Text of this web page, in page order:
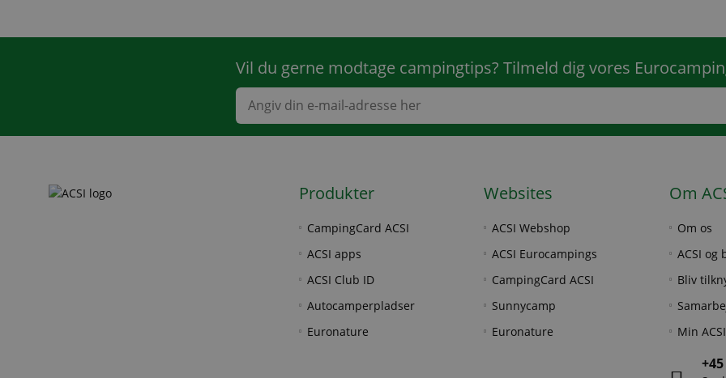
Vil du gerne modtage campingtips? Tilmeld dig vores
Produkter
CampingCard ACSI
ACSI apps
ACSI Club ID
Autocamperpladser
Euronature
Websites
ACSI Webshop
ACSI Eurocampings
CampingCard ACSI
Sunnycamp
Euronature
Om
Om os
ACSI
Bliv
Min